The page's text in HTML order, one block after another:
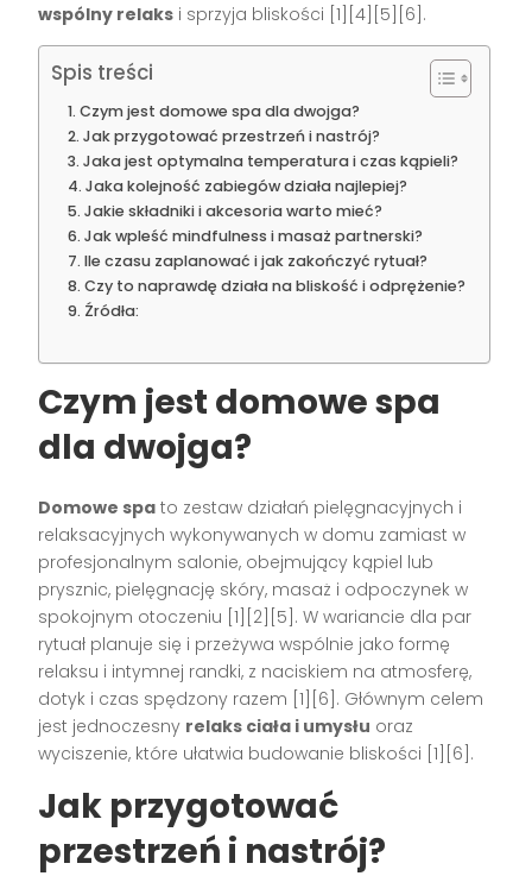
wspólny relaks i sprzyja bliskości [1][4][5][6].
Spis treści
Czym jest domowe spa dla dwojga?
Jak przygotować przestrzeń i nastrój?
Jaka jest optymalna temperatura i czas kąpieli?
Jaka kolejność zabiegów działa najlepiej?
Jakie składniki i akcesoria warto mieć?
Jak wpleść mindfulness i masaż partnerski?
Ile czasu zaplanować i jak zakończyć rytuał?
Czy to naprawdę działa na bliskość i odprężenie?
Źródła:
Czym jest domowe spa
dla dwojga?
Domowe spa to zestaw działań pielęgnacyjnych i
relaksacyjnych wykonywanych w domu zamiast w
profesjonalnym salonie, obejmujący kąpiel lub
prysznic, pielęgnację skóry, masaż i odpoczynek w
spokojnym otoczeniu [1][2][5]. W wariancie dla par
rytuał planuje się i przeżywa wspólnie jako formę
relaksu i intymnej randki, z naciskiem na atmosferę,
dotyk i czas spędzony razem [1][6]. Głównym celem
jest jednoczesny relaks ciała i umysłu oraz
wyciszenie, które ułatwia budowanie bliskości [1][6].
Jak przygotować
przestrzeń i nastrój?